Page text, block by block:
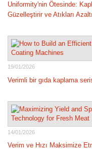
Uniformity'nin Ötesinde:
Güzelleştirir ve Atıkları
19/01/2026
Verimli bir gıda kaplama
14/01/2026
Verim ve Hızı Maksimize